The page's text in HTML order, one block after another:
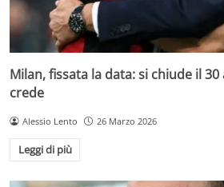
Milan, fissata la data: si chiude il
crede
Alessio Lento 26 Marzo 2026
Leggi di più